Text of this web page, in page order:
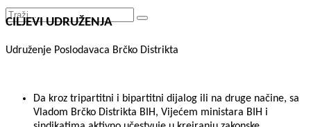
CILJEVI UDRUŽENJA
Udruženje Poslodavaca Brčko Distrikta
Da kroz tripartitni i bipartitni dijalog ili na druge načine, sa
Vladom Brčko Distrikta BIH, Vijećem ministara BIH i